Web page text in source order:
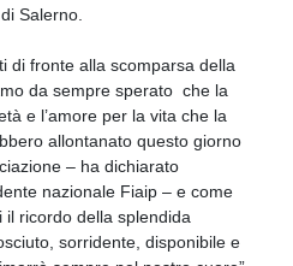
Salerno.
di fronte alla scomparsa della
da sempre sperato che la
e l’amore per la vita che la
allontanato questo giorno
– ha dichiarato
nazionale Fiaip – e come
ricordo della splendida
sorridente, disponibile e